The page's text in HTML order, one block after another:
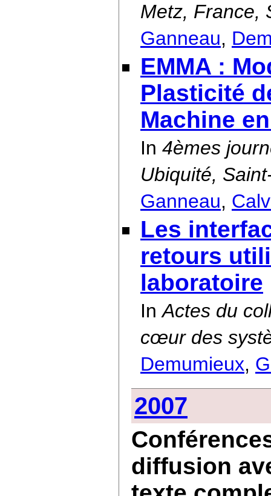
Metz, France,
Ganneau,
EMMA :
Plasticité
Machine
In 4èmes
Ubiquité,
Ganneau,
Les
retours
laboratoire
InActes du
cœur des
Demumieux,
2007
diffusion